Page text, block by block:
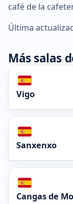
café de la
Última
Más salas
Vigo
Sanxenxo
Cangas de